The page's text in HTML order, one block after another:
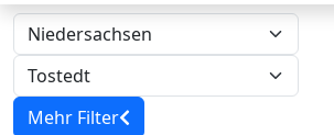
Mehr Filter